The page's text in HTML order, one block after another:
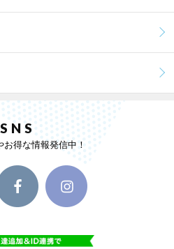
SNS
お得な情報発信中！